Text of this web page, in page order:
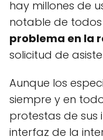
hay millones de
notable de
problema en la
solicitud de
Aunque los
siempre y en
protestas de sus
interfaz de la